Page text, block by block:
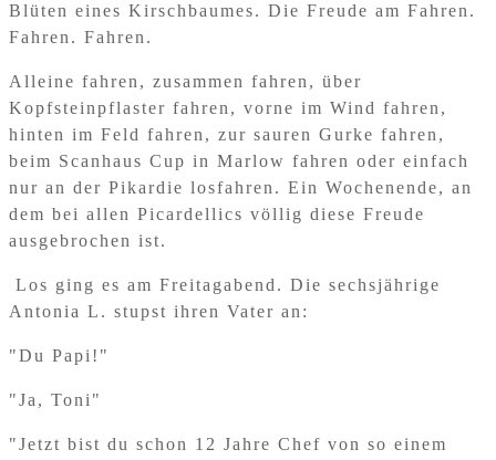
Blüten eines Kirschbaumes. Die Freude am Fahren.
Fahren. Fahren.
Alleine fahren, zusammen fahren, über
Kopfsteinpflaster fahren, vorne im Wind fahren,
hinten im Feld fahren, zur sauren Gurke fahren,
beim Scanhaus Cup in Marlow fahren oder einfach
nur an der Pikardie losfahren. Ein Wochenende, an
dem bei allen Picardellics völlig diese Freude
ausgebrochen ist.
Los ging es am Freitagabend. Die sechsjährige
Antonia L. stupst ihren Vater an:
"Du Papi!"
"Ja, Toni"
"Jetzt bist du schon 12 Jahre Chef von so einem